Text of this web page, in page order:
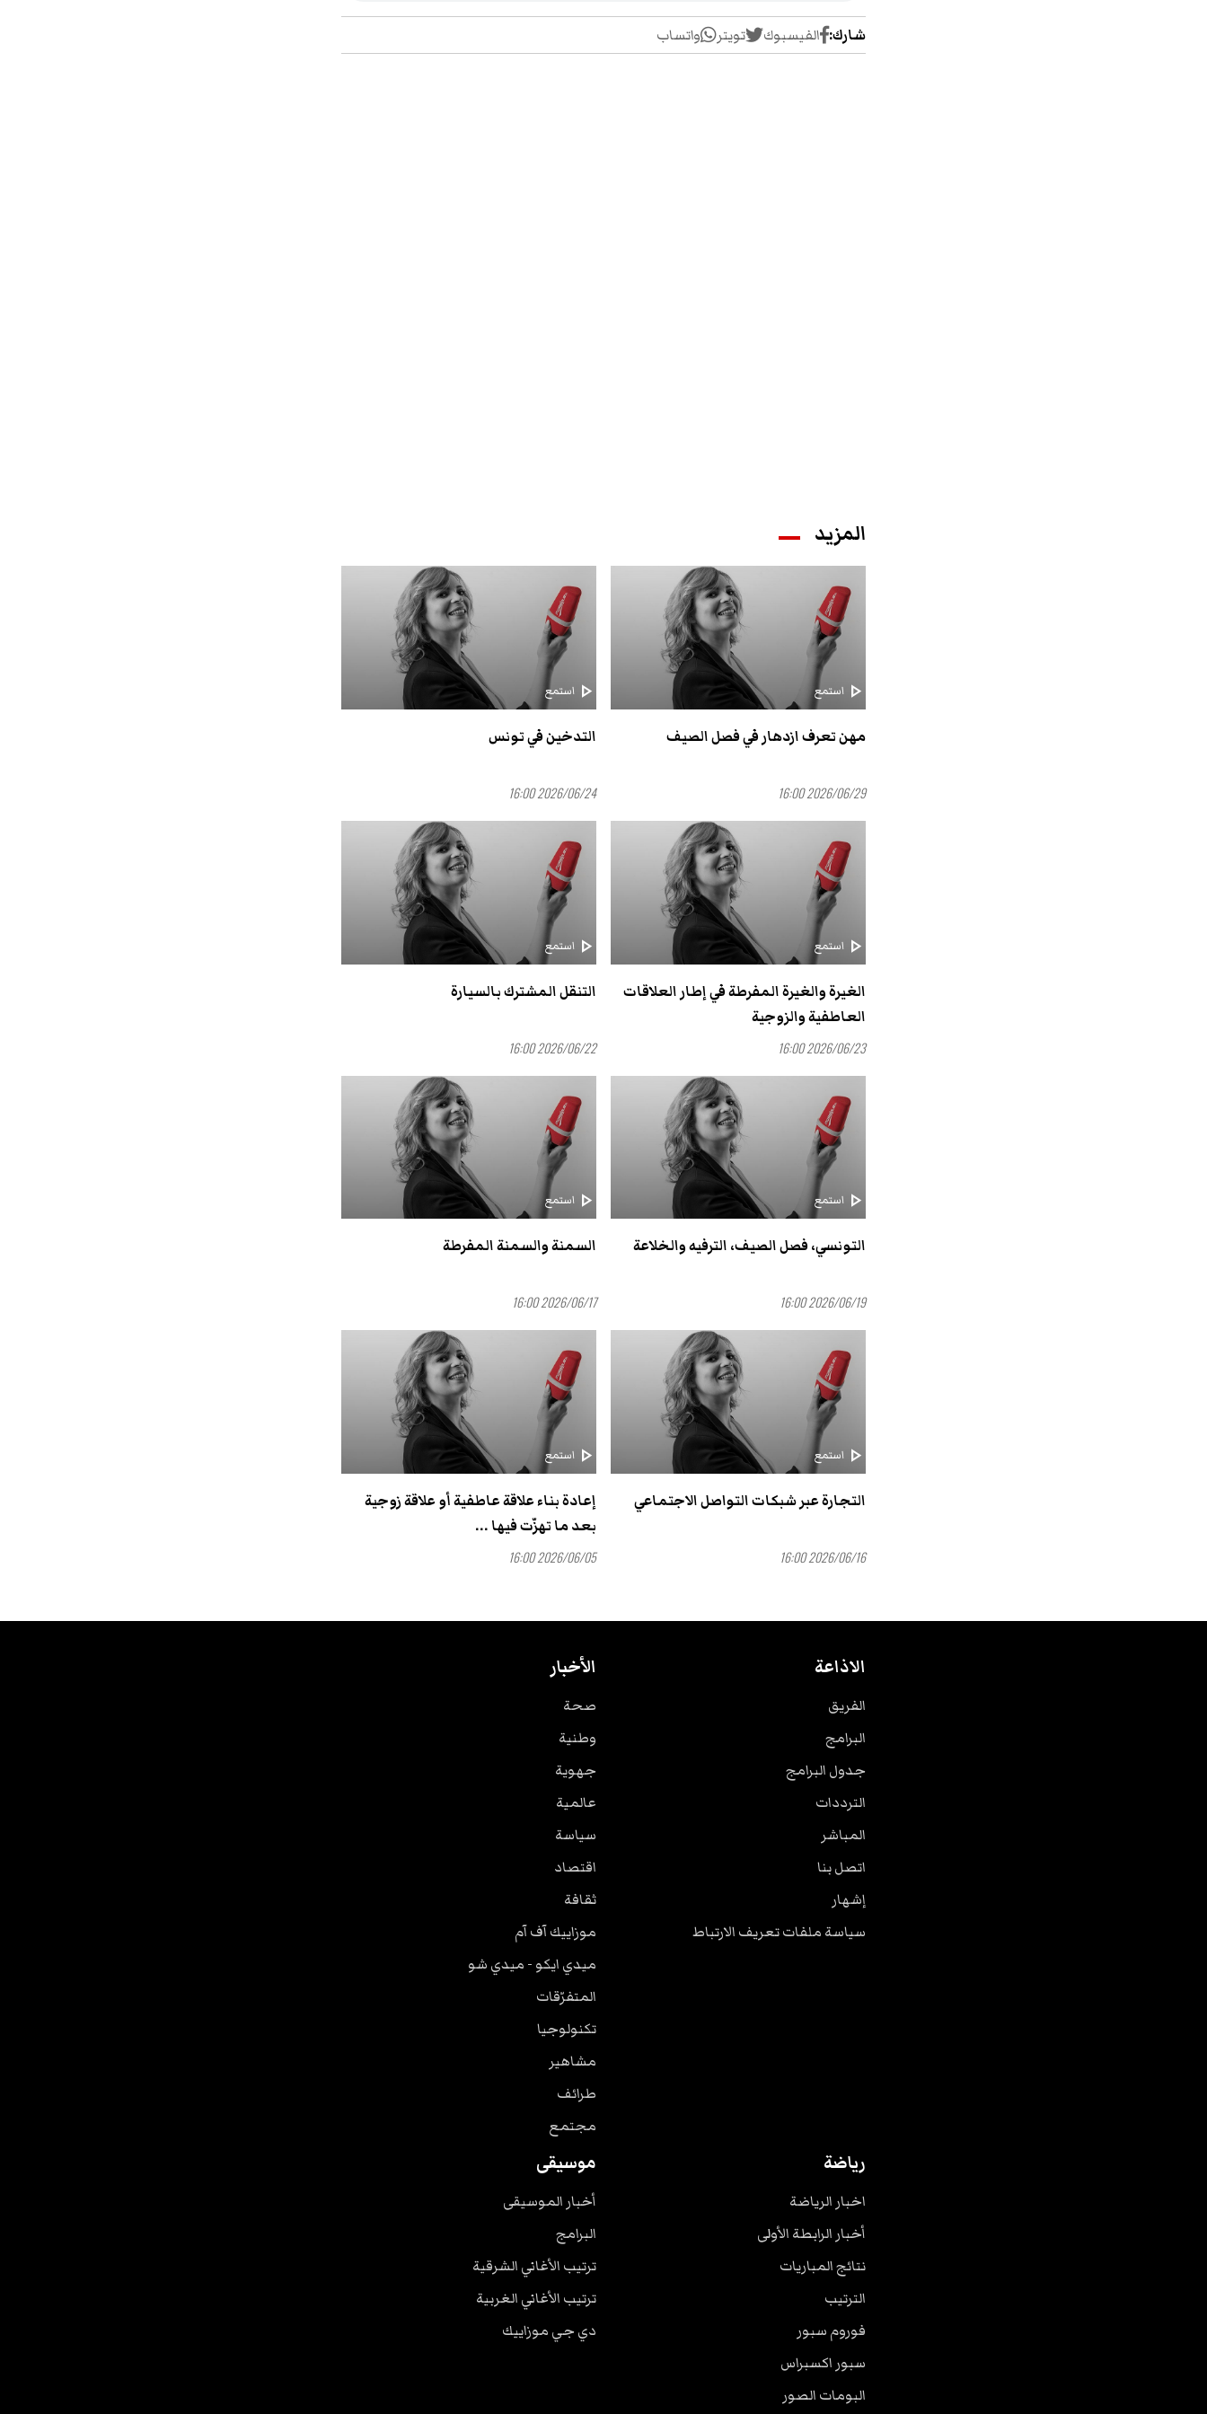
شارك: الفيسبوك تويتر واتساب
المزيد
play_arrow استمع
مهن تعرف ازدهار في فصل الصيف
2026/06/29 16:00
play_arrow استمع
التدخين في تونس
2026/06/24 16:00
play_arrow استمع
الغيرة والغيرة المفرطة في إطار العلاقات
العاطفية والزوجية
2026/06/23 16:00
play_arrow استمع
التنقل المشترك بالسيارة
2026/06/22 16:00
play_arrow استمع
التونسي، فصل الصيف، الترفيه والخلاعة
2026/06/19 16:00
play_arrow استمع
السمنة والسمنة المفرطة
2026/06/17 16:00
play_arrow استمع
التجارة عبر شبكات التواصل الاجتماعي
2026/06/16 16:00
play_arrow استمع
إعادة بناء علاقة عاطفية أو علاقة زوجية
بعد ما تهزّت فيها ...
2026/06/05 16:00
الاذاعة
الفريق
البرامج
جدول البرامج
الترددات
المباشر
اتصل بنا
إشهار
سياسة ملفات تعريف الارتباط
الأخبار
صحة
وطنية
جهوية
عالمية
سياسة
اقتصاد
ثقافة
موزاييك آف آم
ميدي ايكو - ميدي شو
المتفرّقات
تكنولوجيا
مشاهير
طرائف
مجتمع
رياضة
اخبار الرياضة
أخبار الرابطة الأولى
نتائج المباريات
الترتيب
فوروم سبور
سبور اكسبراس
البومات الصور
موسيقى
أخبار الموسيقى
البرامج
ترتيب الأغاني الشرقية
ترتيب الأغاني الغربية
دي جي موزاييك